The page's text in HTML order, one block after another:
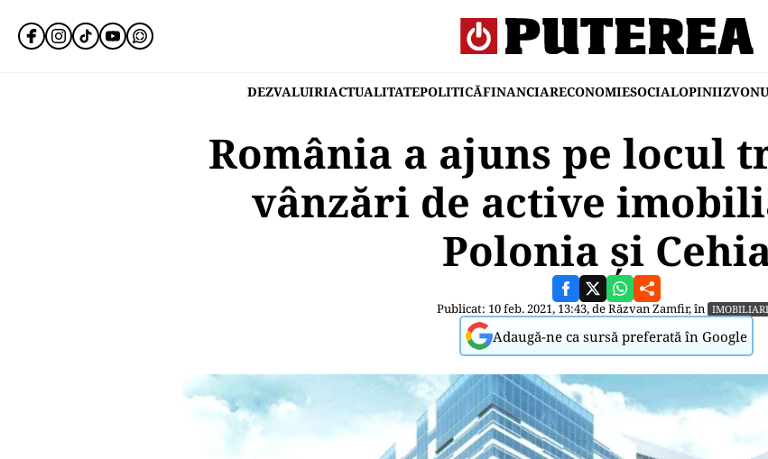
DEZVALUIRIACTUALITATEPOLITICĂFINANCIARECONOMIESOCIALOPINII
România a ajuns pe locul
vânzări de active
Polonia și
Publicat: 10 feb. 2021, 13:43, deRăzvan Zamfir, în
Adaugă-ne ca sursă preferată în Google